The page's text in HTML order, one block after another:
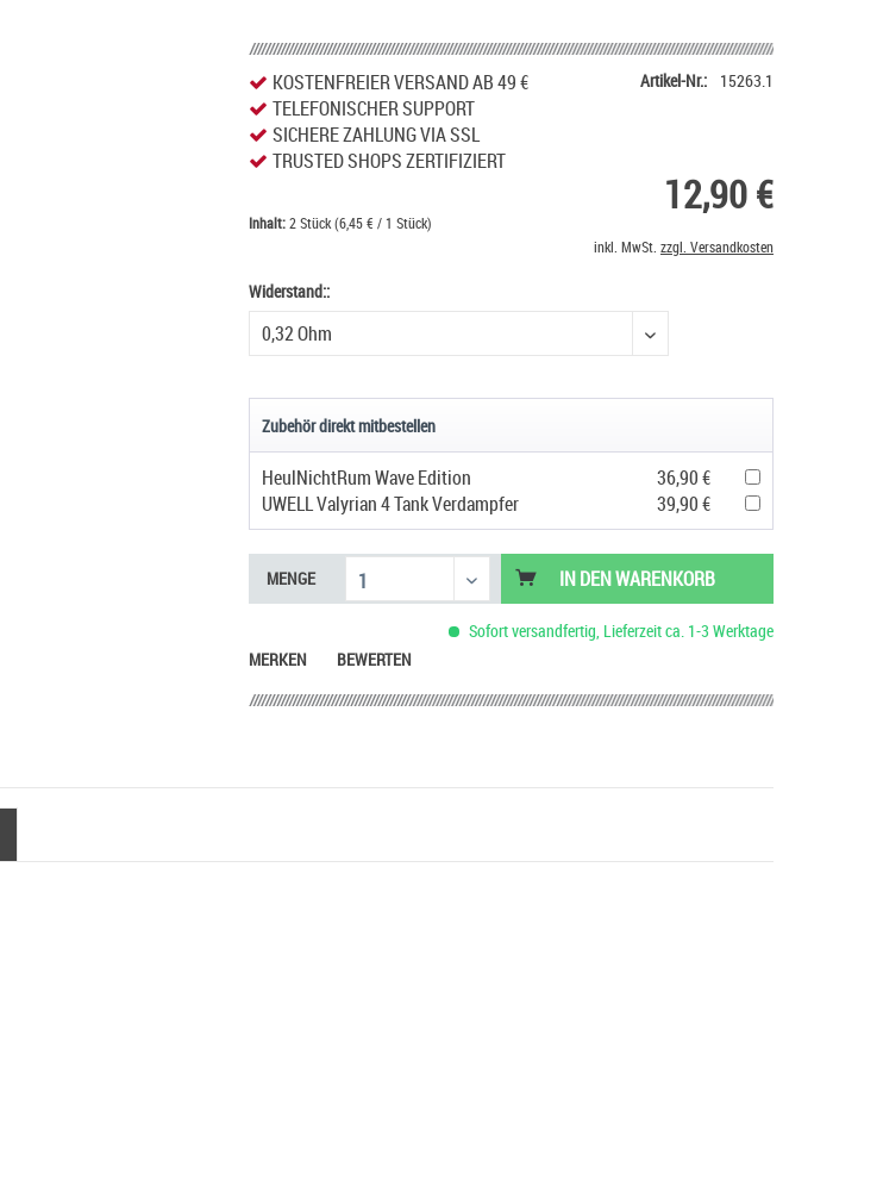
KOSTENFREIER VERSAND AB 49 €
TELEFONISCHER SUPPORT
SICHERE ZAHLUNG VIA SSL
TRUSTED SHOPS ZERTIFIZIERT
Artikel-Nr.: 15263.1
12,90 €
Inhalt:2 Stück (6,45 € / 1 Stück)
inkl. MwSt. zzgl. Versandkosten
Widerstand::
Widerstand:
Zubehör direkt mitbestellen
HeulNichtRum Wave Edition
36,90 €
UWELL Valyrian 4 Tank Verdampfer
39,90 €
MENGE IN DENWARENKORB
Sofort versandfertig, Lieferzeit ca. 1-3 Werktage
MERKEN
BEWERTEN